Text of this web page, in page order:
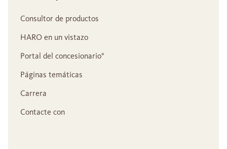
Consultor de productos
HARO en un vistazo
Portal del concesionario°
Páginas temáticas
Carrera
Contacte con